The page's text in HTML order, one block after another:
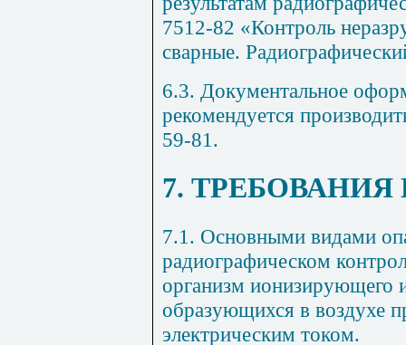
7512-82 «Контроль
сварные.
6.3. Документальное
рекомендуется
59-81.
7.
7.1. Основными видами
радиографическом
организм ионизирующего
образующихся в воздухе
электрическим током.